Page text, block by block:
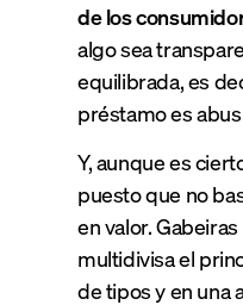
de los
algo sea
equilibrada, es
préstamo es
Y, aunque es
puesto que no
en valor.
multidivisa el
de tipos y en una